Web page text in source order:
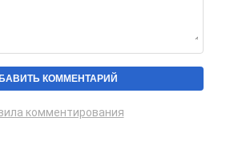
комментирования